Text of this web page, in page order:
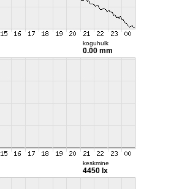
koguhulk
0.00 mm
keskmine
4450 lx